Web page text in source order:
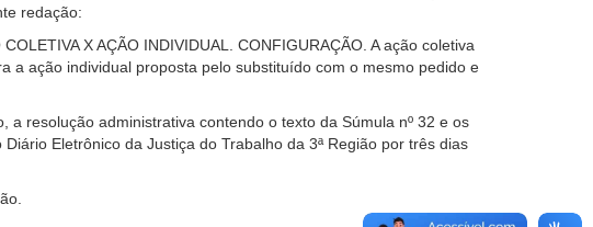
redação:
X AÇÃO INDIVIDUAL. CONFIGURAÇÃO. A ação coletiva
a ação individual proposta pelo substituído com o mesmo pedido e
resolução administrativa contendo o texto da Súmula nº 32 e os
Eletrônico da Justiça do Trabalho da 3ª Região por três dias